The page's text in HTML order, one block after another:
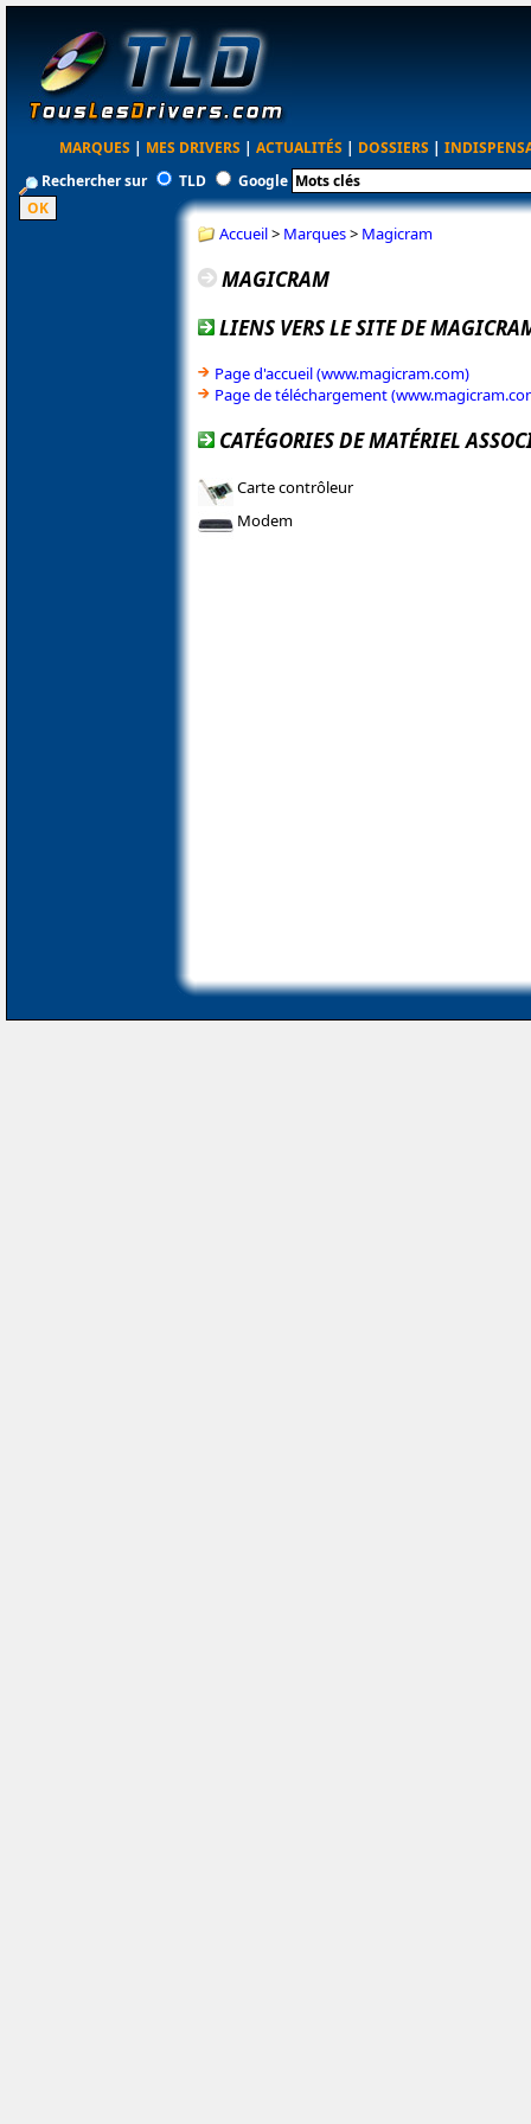
MARQUES | MES DRIVERS | ACTUALITÉS | DOSSIERS |
Rechercher sur
TLD Google
Accueil> Marques> Magicram
MAGICRAM
LIENS VERS LE SITE DE
Page d'accueil (www.magicram.com)
Page de téléchargement
CATÉGORIES DE MATÉRIEL
Carte contrôleur
Modem